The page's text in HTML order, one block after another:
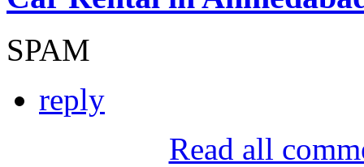
SPAM
reply
Read all